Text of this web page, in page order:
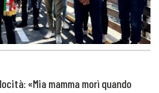
«Mia mamma morì quando